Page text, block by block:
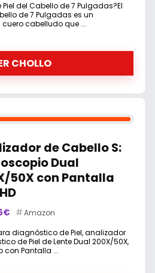
del Cabello de 7 Pulgadas?El
de 7 Pulgadas es un
cabelludo que ...
CHOLLO
de Cabello S:
Dual
50X con Pantalla
Amazon
diagnóstico de Piel, analizador
de Piel de Lente Dual 200X/50X,
Pantalla ...